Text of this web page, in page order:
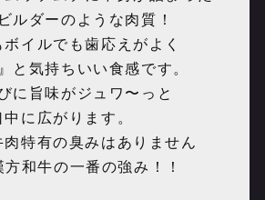
ルダーのような肉質！
イルでも歯応えがよく
と気持ちいい食感です。
に旨味がジュワ〜っと
中に広がります。
肉特有の臭みはありません
方和牛の一番の強み！！